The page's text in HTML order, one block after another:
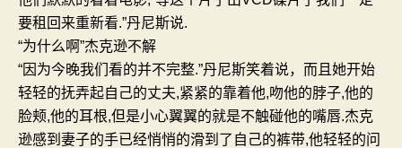
要租回来重新看.”丹尼斯说.
“为什么啊”杰克逊不解
“因为今晚我们看的并不完整.”丹尼斯笑着说，而且她开始
轻轻的抚弄起自己的丈夫,紧紧的靠着他,吻他的脖子,他的
脸颊,他的耳根,但是小心翼翼的就是不触碰他的嘴唇.杰克
逊感到妻子的手已经悄悄的滑到了自己的裤带,他轻轻的问